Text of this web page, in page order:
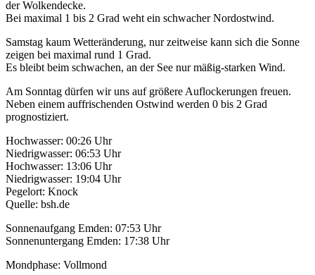
der Wolkendecke.
Bei maximal 1 bis 2 Grad weht ein schwacher Nordostwind.
Samstag kaum Wetteränderung, nur zeitweise kann sich die Sonne
zeigen bei maximal rund 1 Grad.
Es bleibt beim schwachen, an der See nur mäßig-starken Wind.
Am Sonntag dürfen wir uns auf größere Auflockerungen freuen.
Neben einem auffrischenden Ostwind werden 0 bis 2 Grad
prognostiziert.
Hochwasser: 00:26 Uhr
Niedrigwasser: 06:53 Uhr
Hochwasser: 13:06 Uhr
Niedrigwasser: 19:04 Uhr
Pegelort: Knock
Quelle: bsh.de
Sonnenaufgang Emden: 07:53 Uhr
Sonnenuntergang Emden: 17:38 Uhr
Mondphase: Vollmond